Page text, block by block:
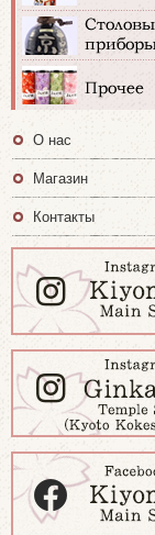
О нас
Магазин
Контакты